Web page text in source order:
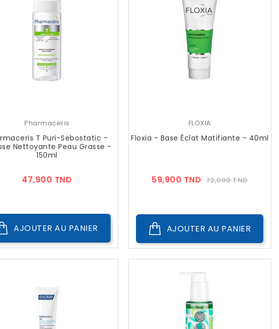
Pharmaceris
T Puri-Sebostatic -
Nettoyante Peau Grasse -
150ml
47,900 TND
AJOUTER AU PANIER
FLOXIA
Floxia - Base Éclat Matifiante - 40ml
59,900 TND Prix
72,000 TNDPrix
AJOUTER AU PANIER